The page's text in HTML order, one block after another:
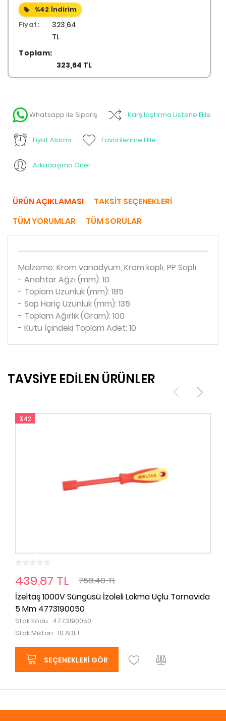
%42 İndirim
Fiyat:
323,64
TL
Toplam:
323,64 TL
Whatsapp ile Sipariş Karşılaştırma Listene Ekle
Fiyat Alarmı Favorilerime Ekle
Arkadaşıma Öner
ÜRÜN AÇIKLAMASI
TAKSIT SEÇENEKLERI
TÜM YORUMLAR
TÜM SORULAR
Malzeme: Krom vanadyum, Krom kaplı, PP Saplı
- Anahtar Ağzı (mm): 10
- Toplam Uzunluk (mm): 185
- Sap Hariç Uzunluk (mm): 135
- Toplam Ağırlık (Gram): 100
- Kutu İçindeki Toplam Adet: 10
TAVSİYE EDİLEN ÜRÜNLER
%42
439,87 TL
758,40 TL
İzeltaş 1000V Süngüsü İzoleli Lokma Uçlu Tornavida
5 Mm 4773190050
Stok Kodu : 4773190050
Stok Miktarı : 10 ADET
SEÇENEKLERI GÖR